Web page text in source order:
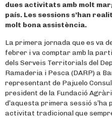
dues activitats amb molt
país. Les sessions s’han
molt bona assistència.
La primera jornada que es va
febrer i va comptar amb la
dels Serveis Territorials del
Ramaderia i Pesca (DARP) a
representant de Pajuelo
president de la Fundació
d’aquesta primera sessió s’ha
activitat tradicional que